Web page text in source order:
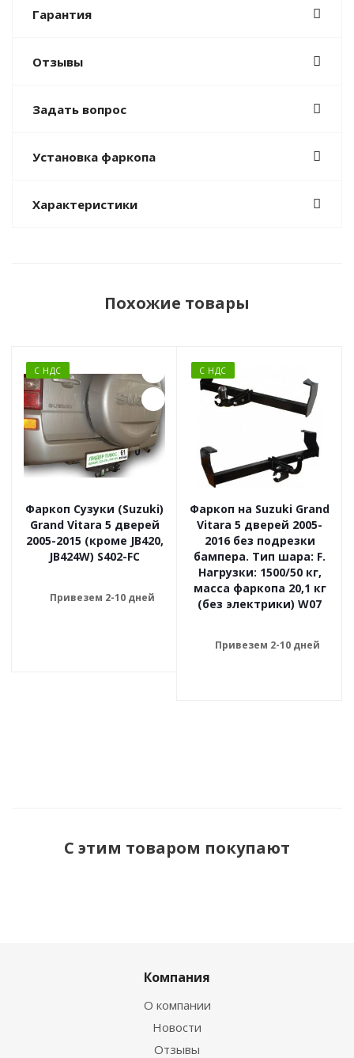
Гарантия
Отзывы
Задать вопрос
Установка фаркопа
Характеристики
Похожие товары
С НДС
Фаркоп Сузуки (Suzuki)
Grand Vitara 5 дверей
2005-2015 (кроме JB420,
JB424W) S402-FC
Привезем 2-10 дней
С НДС
Фаркоп на Suzuki Grand
Vitara 5 дверей 2005-
2016 без подрезки
бампера. Тип шара: F.
Нагрузки: 1500/50 кг,
масса фаркопа 20,1 кг
(без электрики) W07
Привезем 2-10 дней
С этим товаром покупают
Компания
О компании
Новости
Отзывы